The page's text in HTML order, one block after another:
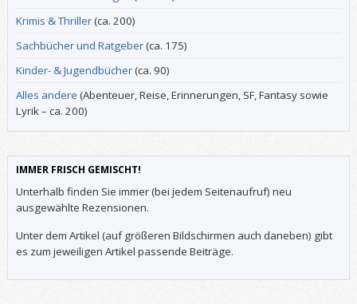
Krimis & Thriller(ca. 200)
Sachbücher und Ratgeber(ca. 175)
Kinder- & Jugendbücher(ca. 90)
Alles andere (Abenteuer, Reise, Erinnerungen, SF, Fantasy sowie
Lyrik – ca. 200)
IMMER FRISCH GEMISCHT!
Unterhalb finden Sie immer (bei jedem Seitenaufruf) neu
ausgewählte Rezensionen.
Unter dem Artikel (auf größeren Bildschirmen auch daneben) gibt
es zum jeweiligen Artikel passende Beiträge.